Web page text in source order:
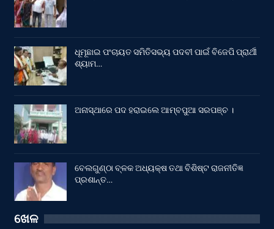
ଧୂମୂଛାଇ ପଂଚାୟତ ସମିତିସଭ୍ୟ ପଦବୀ ପାଇଁ ବିଜେପି ପ୍ରାର୍ଥୀ
ଶ୍ୟାମ…
ଅନାସ୍ଥାରେ ପଦ ହରାଇଲେ ଆମ୍ବପୁଆ ସରପଞ୍ଚ ।
ବେଲଗୁଣ୍ଠା ବ୍ଳକ ଅଧ୍ୟକ୍ଷ ତଥା ବିଶିଷ୍ଟ ରାଜନୀତିଜ୍ଞ
ପ୍ରଶାନ୍ତ…
ଖେଳ